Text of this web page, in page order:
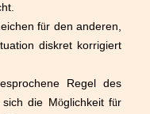
für den anderen,
diskret korrigiert
Regel des
sich die Möglichkeit für